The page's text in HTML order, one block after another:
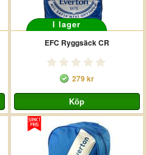
I lager
EFC Ryggsäck CR
279 kr